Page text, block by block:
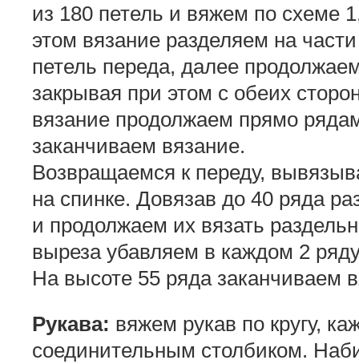
из 180 петель и вяжем по схеме
этом вязание разделяем на
петель переда, далее
закрывая при этом с обеих
вязание продолжаем прямо
заканчиваем вязание.
Возвращаемся к переду,
на спинке. Довязав до 40 ряда
и продолжаем их вязать
выреза убавляем в каждом 2
На высоте 55 ряда заканчиваем
Рукава: вяжем рукав по кругу,
соединительным столбиком.